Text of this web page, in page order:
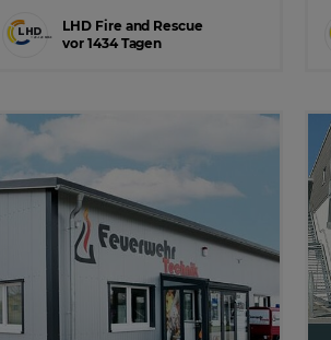
LHD Fire and Rescue
vor 1434 Tagen